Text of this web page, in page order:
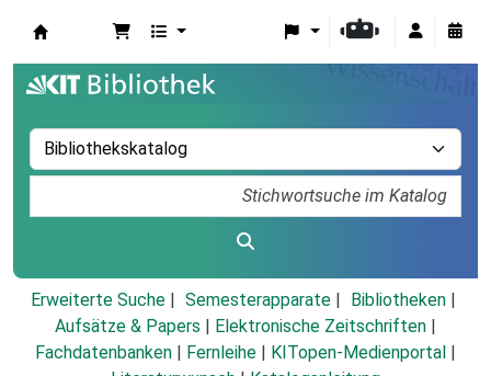
Erweiterte Suche Semesterapparate
Bibliotheken
Aufsätze & Papers
Elektronische Zeitschriften
Fachdatenbanken
Fernleihe KITopen-Medienportal